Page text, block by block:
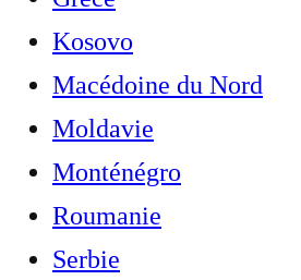
Kosovo
Macédoine du Nord
Moldavie
Monténégro
Roumanie
Serbie